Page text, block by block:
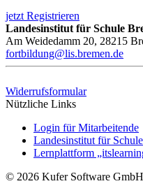
jetzt Registrieren
Landesinstitut für Schule
Am Weidedamm 20, 28215
fortbildung@lis.bremen.de
Widerrufsformular
Nützliche Links
Login für Mitarbeitende
Landesinstitut für Schule
Lernplattform
© 2026 Kufer Software GmbH